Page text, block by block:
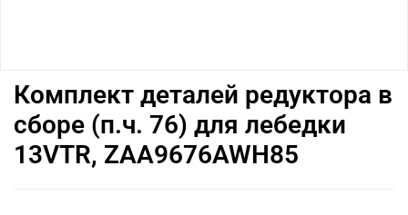
Комплект деталей редуктора в
сборе (п.ч. 76) для лебедки
13VTR, ZAA9676AWH85